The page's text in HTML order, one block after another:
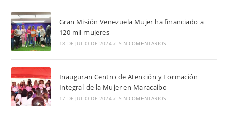
Gran Misión Venezuela Mujer ha financiado a
120 mil mujeres
18 DE JULIO DE 2024 / SIN COMENTARIOS
Inauguran Centro de Atención y Formación
Integral de la Mujer en Maracaibo
17 DE JULIO DE 2024 / SIN COMENTARIOS